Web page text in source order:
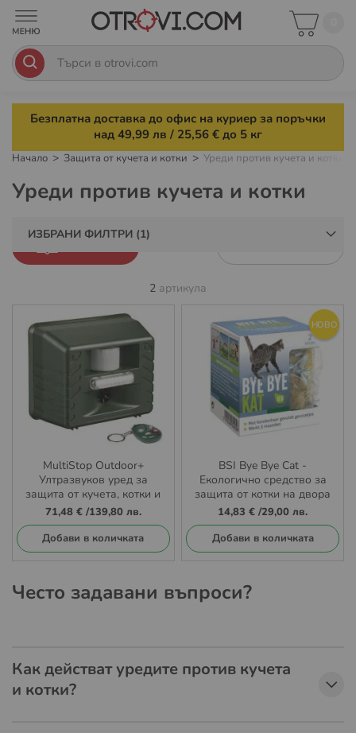
Безплатна доставка до офис на куриер за поръчки
над 49,99 лв / 25,56 € до 5 кг
Начало Защита от кучета и котки Уреди против кучета и котки
Уреди против кучета и котки
2 артикула
MultiStop Outdoor+
Ултразвуков уред за
защита от кучета, котки и
диви животни с аларма и
дистанционно управление
71,48 €/139,80 лв.
Добави в количката
НОВО
BSI Bye Bye Cat -
Екологично средство за
защита от котки на двора
и градината
14,83 € /29,00 лв.
Добави в количката
Често задавани въпроси?
Как действат уредите против кучета
и котки?
ИЗБРАНИ ФИЛТРИ